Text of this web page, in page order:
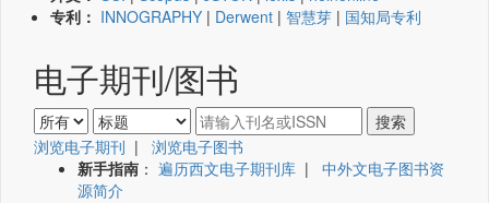
专利： INNOGRAPHY | Derwent | 智慧芽 | 国知局专利
电子期刊/图书
浏览电子期刊 | 浏览电子图书
新手指南 ： 遍历西文电子期刊库 | 中外文电子图书资
源简介